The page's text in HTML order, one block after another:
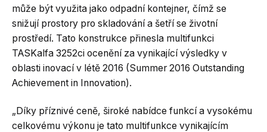
může být využita jako odpadní kontejner, čímž se
snižují prostory pro skladování a šetří se životní
prostředí. Tato konstrukce přinesla multifunkci
TASKalfa 3252ci ocenění za vynikající výsledky v
oblasti inovací v létě 2016 (Summer 2016 Outstanding
Achievement in Innovation).
„Díky příznivé ceně, široké nabídce funkcí a vysokému
celkovému výkonu je tato multifunkce vynikajícím